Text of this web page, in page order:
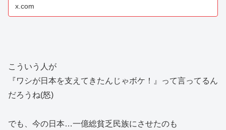
x.com
こういう人が
『ワシが日本を支えてきたんじゃボケ！』って言ってるん
だろうね(怒)
でも、今の日本…一億総貧乏民族にさせたのも